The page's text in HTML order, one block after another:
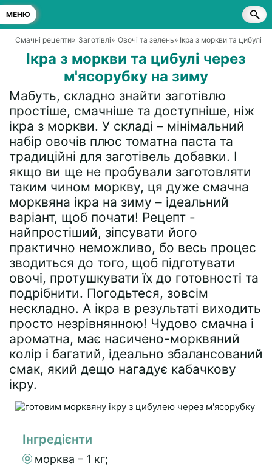
МЕНЮ
Смачні рецепти» Заготівлі» Овочі та зелень» Ікра з моркви та цибулі
Ікра з моркви та цибулі через
м'ясорубку на зиму
Мабуть, складно знайти заготівлю
простіше, смачніше та доступніше, ніж
ікра з моркви. У складі – мінімальний
набір овочів плюс томатна паста та
традиційні для заготівель добавки. І
якщо ви ще не пробували заготовляти
таким чином моркву, ця дуже смачна
морквяна ікра на зиму – ідеальний
варіант, щоб почати! Рецепт -
найпростіший, зіпсувати його
практично неможливо, бо весь процес
зводиться до того, щоб підготувати
овочі, протушкувати їх до готовності та
подрібнити. Погодьтеся, зовсім
нескладно. А ікра в результаті виходить
просто незрівнянною! Чудово смачна і
ароматна, має насичено-морквяний
колір і багатий, ідеально збалансований
смак, який дещо нагадує кабачкову
ікру.
Інгредієнти
морква – 1 кг;